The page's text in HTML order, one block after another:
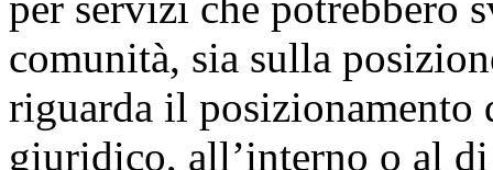
comunità, sia sulla
riguarda il posizionamento
giuridico, all’interno o al